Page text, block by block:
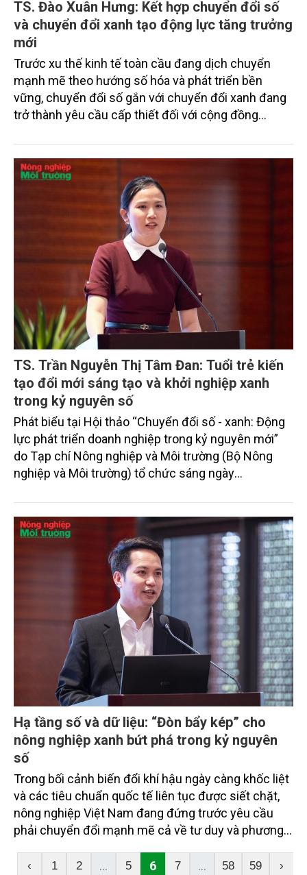
TS. Đào Xuân Hưng: Kết hợp chuyển đổi số
và chuyển đổi xanh tạo động lực tăng trưởng
mới
Trước xu thế kinh tế toàn cầu đang dịch chuyển
mạnh mẽ theo hướng số hóa và phát triển bền
vững, chuyển đổi số gắn với chuyển đổi xanh đang
trở thành yêu cầu cấp thiết đối với cộng đồng
Động lực phát triển doanh nghiệp trong kỷ nguyên
mới” diễn ra ngày 30/3/2026 tại Hà Nội, TS. Đào
Xuân Hưng, Tổng Biên tập Tạp chí Nông nghiệp và
Môi trường nhấn mạnh, việc kết hợp hai quá trình
này mở ra hướng đi chiến lược giúp doanh nghiệp
nâng cao năng lực cạnh tranh, đổi mới sáng tạo và
thích ứng hiệu quả với những biến động của nền
kinh tế hiện đại.
TS. Trần Nguyễn Thị Tâm Đan: Tuổi trẻ kiến
tạo đổi mới sáng tạo và khởi nghiệp xanh
trong kỷ nguyên số
Phát biểu tại Hội thảo “Chuyển đổi số - xanh: Động
lực phát triển doanh nghiệp trong kỷ nguyên mới”
do Tạp chí Nông nghiệp và Môi trường (Bộ Nông
nghiệp và Môi trường) tổ chức sáng ngày
(Trường Đại học Tài nguyên và Môi trường Hà Nội)
cho rằng thanh niên đang trở thành lực lượng quan
trọng thúc đẩy đổi mới sáng tạo và khởi nghiệp
xanh, góp phần định hình mô hình phát triển bền
vững trong bối cảnh chuyển đổi số.
Hạ tầng số và dữ liệu: “Đòn bẩy kép” cho
nông nghiệp xanh bứt phá trong kỷ nguyên
số
Trong bối cảnh biến đổi khí hậu ngày càng khốc liệt
và các tiêu chuẩn quốc tế liên tục được siết chặt,
nông nghiệp Việt Nam đang đứng trước yêu cầu
phải chuyển đổi mạnh mẽ cả về tư duy và phương
tại hội thảo “Chuyển đổi số - xanh: Động lực phát
‹ 1 2 ... 5 6 7 ... 58 59 ›